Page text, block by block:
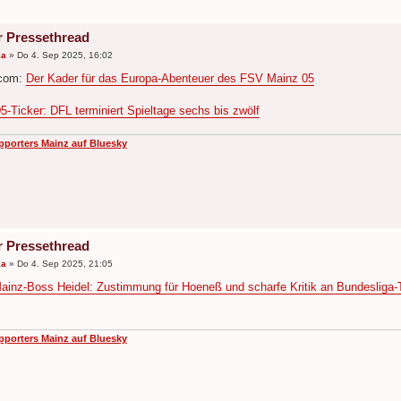
Pressethread
» Do 4. Sep 2025, 16:02
Der Kader für das Europa-Abenteuer des FSV Mainz 05
Ticker: DFL terminiert Spieltage sechs bis zwölf
Mainz auf Bluesky
Pressethread
» Do 4. Sep 2025, 21:05
Boss Heidel: Zustimmung für Hoeneß und scharfe Kritik an Bundesliga-
Mainz auf Bluesky